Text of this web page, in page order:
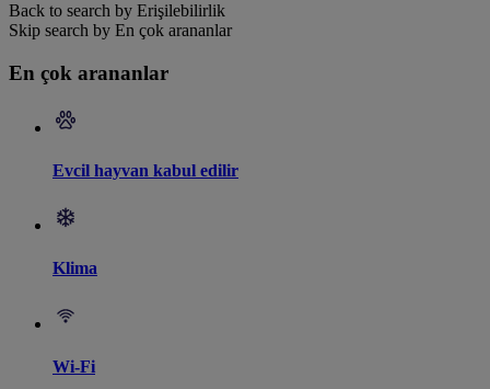
Back to search by Erişilebilirlik
Skip search by En çok arananlar
En çok arananlar
Evcil hayvan kabul edilir
Klima
Wi-Fi